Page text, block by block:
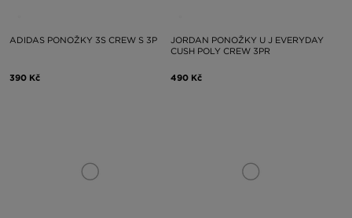
ADIDAS PONOŽKY 3S CREW S 3P
390 Kč
JORDAN PONOŽKY U J EVERYDAY
CUSH POLY CREW 3PR
490 Kč